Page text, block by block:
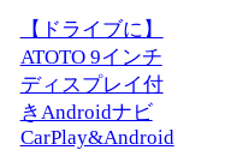
【ドライブに】
ATOTO 9インチ
ディスプレイ付
きAndroidナビ
CarPlay&Android